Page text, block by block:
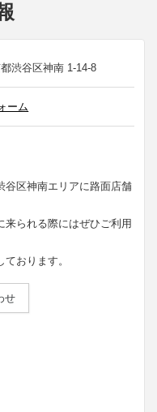
渋谷区神南 1-14-8
ーム
谷区神南エリアに路面店舗
来られる際にはぜひご利用
おります。
せ